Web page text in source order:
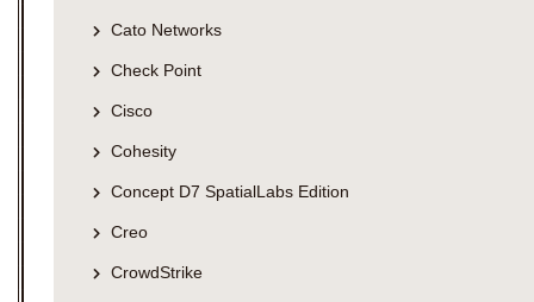
Cato Networks
Check Point
Cisco
Cohesity
Concept D7 SpatialLabs Edition
Creo
CrowdStrike